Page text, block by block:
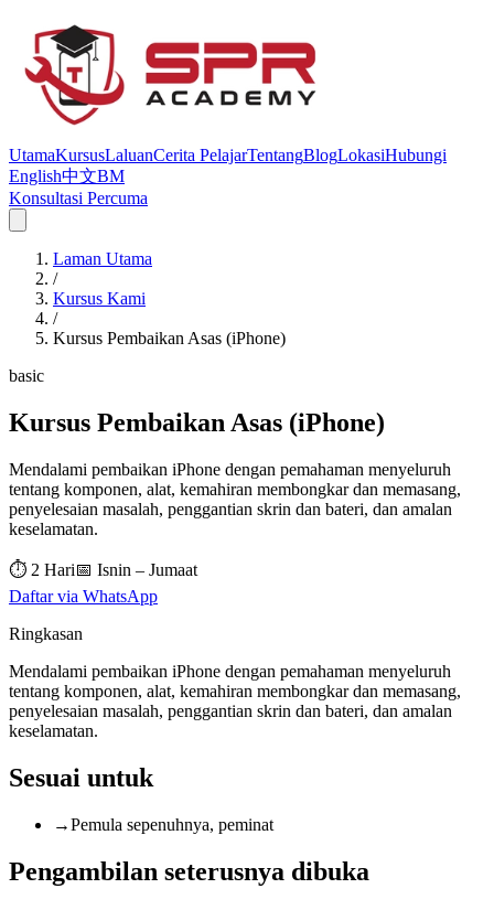
UtamaKursusLaluanCerita PelajarTentangBlogLokasiHubungi
English中文BM
Konsultasi Percuma
Laman Utama
/
Kursus Kami
/
Kursus Pembaikan Asas (iPhone)
basic
Kursus Pembaikan Asas (iPhone)
Mendalami pembaikan iPhone dengan pemahaman menyeluruh
tentang komponen, alat, kemahiran membongkar dan memasang,
penyelesaian masalah, penggantian skrin dan bateri, dan amalan
keselamatan.
⏱ 2 Hari📅 Isnin – Jumaat
Daftar via WhatsApp
Ringkasan
Mendalami pembaikan iPhone dengan pemahaman menyeluruh
tentang komponen, alat, kemahiran membongkar dan memasang,
penyelesaian masalah, penggantian skrin dan bateri, dan amalan
keselamatan.
Sesuai untuk
→Pemula sepenuhnya, peminat
Pengambilan seterusnya dibuka